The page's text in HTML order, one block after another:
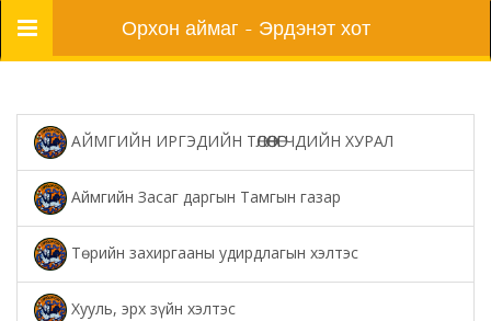
Цэс Орхон аймаг - Эрдэнэт хот
АЙМГИЙН ИРГЭДИЙН ТӨЛӨӨЛӨГЧДИЙН ХУРАЛ
Аймгийн Засаг даргын Тамгын газар
Төрийн захиргааны удирдлагын хэлтэс
Хууль, эрх зүйн хэлтэс